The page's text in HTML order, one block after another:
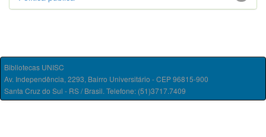
Bibliotecas UNISC
Av. Independência, 2293, Bairro Universitário - CEP 96815-900
Santa Cruz do Sul - RS / Brasil. Telefone: (51)3717.7409